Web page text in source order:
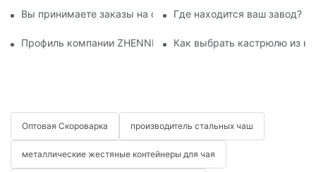
Вы принимаете заказы на обслуживание от производителя
Где находится ваш завод?
Профиль компании ZHENNENG Stainless Steel Industry Co.,
Как выбрать кастрюлю из
Оптовая Скороварка производитель стальных чаш
металлические жестяные контейнеры для чая